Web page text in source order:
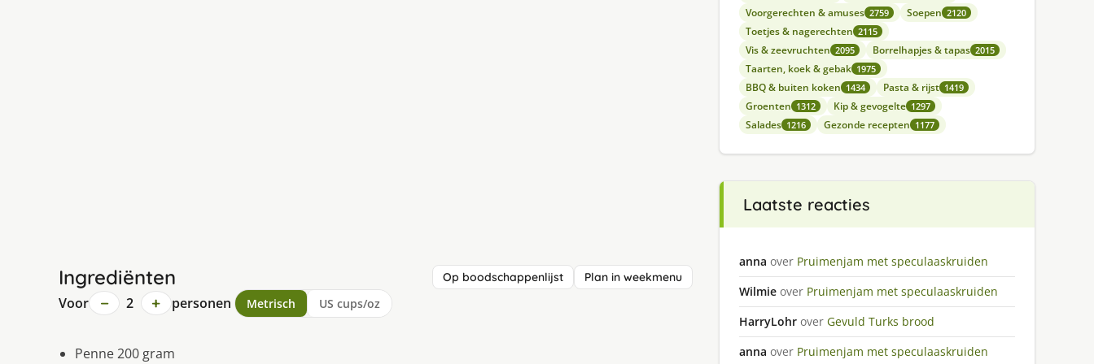
Ingrediënten Op boodschappenlijst Plan in weekmenu
Voor − 2 + personen Metrisch US cups/oz
Penne 200 gram
Voorgerechten & amuses 2759 Soepen 2120
Toetjes & nagerechten 2115
Vis & zeevruchten 2095 Borrelhapjes & tapas 2015
Taarten, koek & gebak 1975
BBQ & buiten koken 1434 Pasta & rijst 1419
Groenten 1312 Kip & gevogelte 1297
Salades 1216 Gezonde recepten 1177
Laatste reacties
anna over Pruimenjam met speculaaskruiden
Wilmie over Pruimenjam met speculaaskruiden
HarryLohr over Gevuld Turks brood
anna over Pruimenjam met speculaaskruiden